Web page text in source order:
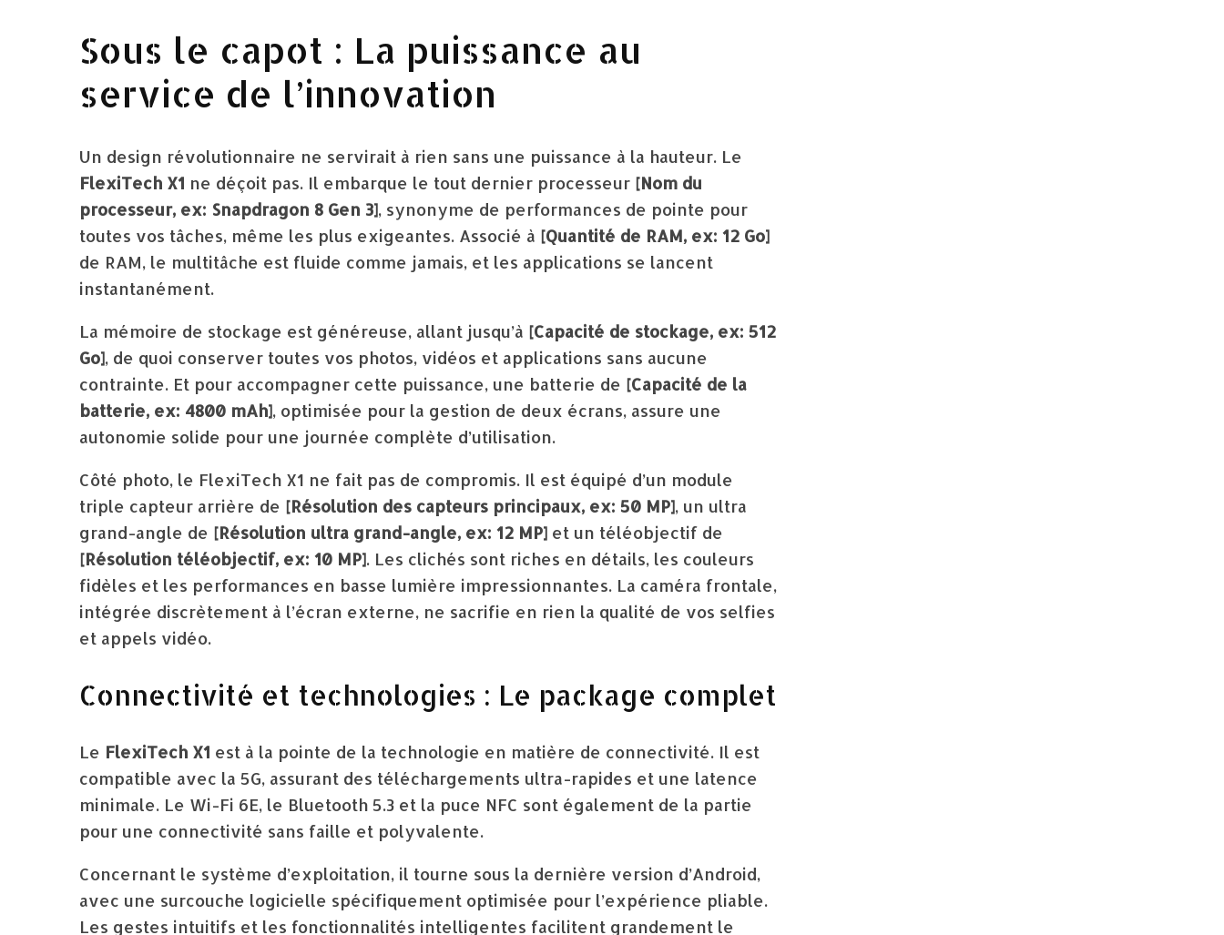
Sous le capot : La puissance au
service de l’innovation
Un design révolutionnaire ne servirait à rien sans une puissance à la hauteur. Le
FlexiTech X1 ne déçoit pas. Il embarque le tout dernier processeur [Nom du
processeur, ex: Snapdragon 8 Gen 3], synonyme de performances de pointe pour
toutes vos tâches, même les plus exigeantes. Associé à [Quantité de RAM, ex: 12 Go]
de RAM, le multitâche est fluide comme jamais, et les applications se lancent
instantanément.
La mémoire de stockage est généreuse, allant jusqu’à [Capacité de stockage, ex: 512
Go], de quoi conserver toutes vos photos, vidéos et applications sans aucune
contrainte. Et pour accompagner cette puissance, une batterie de [Capacité de la
batterie, ex: 4800 mAh], optimisée pour la gestion de deux écrans, assure une
autonomie solide pour une journée complète d’utilisation.
Côté photo, le FlexiTech X1 ne fait pas de compromis. Il est équipé d’un module
triple capteur arrière de [Résolution des capteurs principaux, ex: 50 MP], un ultra
grand-angle de [Résolution ultra grand-angle, ex: 12 MP] et un téléobjectif de
[Résolution téléobjectif, ex: 10 MP]. Les clichés sont riches en détails, les couleurs
fidèles et les performances en basse lumière impressionnantes. La caméra frontale,
intégrée discrètement à l’écran externe, ne sacrifie en rien la qualité de vos selfies
et appels vidéo.
Connectivité et technologies : Le package complet
Le FlexiTech X1 est à la pointe de la technologie en matière de connectivité. Il est
compatible avec la 5G, assurant des téléchargements ultra-rapides et une latence
minimale. Le Wi-Fi 6E, le Bluetooth 5.3 et la puce NFC sont également de la partie
pour une connectivité sans faille et polyvalente.
Concernant le système d’exploitation, il tourne sous la dernière version d’Android,
avec une surcouche logicielle spécifiquement optimisée pour l’expérience pliable.
Les gestes intuitifs et les fonctionnalités intelligentes facilitent grandement le